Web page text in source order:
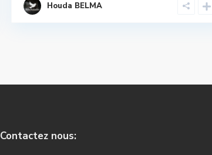
Houda BELMA
Contactez nous: